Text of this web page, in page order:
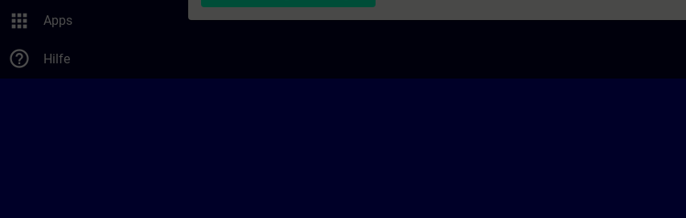
apps Apps
help_outline Hilfe